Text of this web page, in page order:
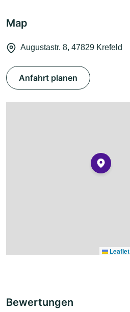
Map
Augustastr. 8, 47829 Krefeld
Anfahrt planen
Leaflet
Bewertungen